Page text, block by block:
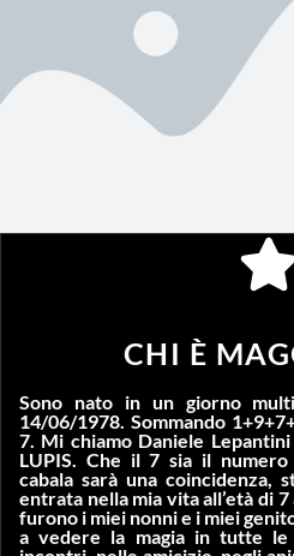
CHI È
Sono nato in un giorno
14/06/1978. Sommando
7. Mi chiamo Daniele
LUPIS. Che il 7 sia il numero
cabala sarà una coincidenza,
entrata nella mia vita all’età di
furono i miei nonni e i miei
a vedere la magia in tutte le